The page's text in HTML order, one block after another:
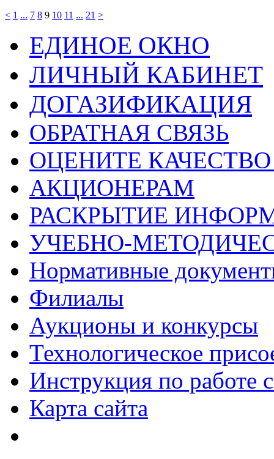
< 1 ... 7 8 9 10 11 ... 21 >
ЕДИНОЕ ОКНО
ЛИЧНЫЙ КАБИНЕТ
ДОГАЗИФИКАЦИЯ
ОБРАТНАЯ СВЯЗЬ
ОЦЕНИТЕ
АКЦИОНЕРАМ
РАСКРЫТИЕ
УЧЕБНО-
Нормативные
Филиалы
Аукционы и конкурсы
Технологическое
Инструкция по работе
Карта сайта